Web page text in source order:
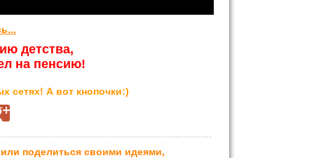
детства,
на пенсию!
сетях! А вот кнопочки:)
поделиться своими идеями,